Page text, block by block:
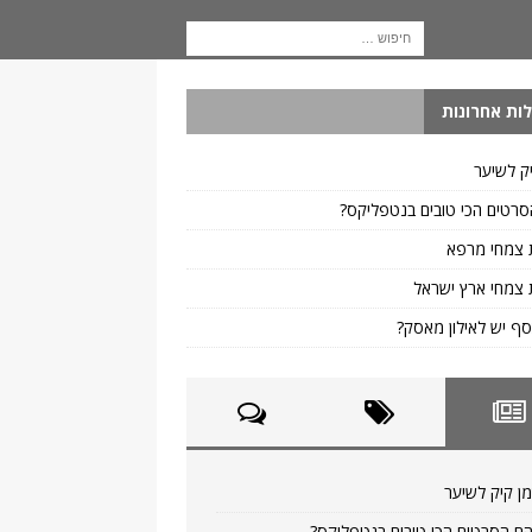
אחרונות
לשיער
הכי טובים בנטפליקס?
צמחי מרפא
צמחי ארץ ישראל
יש לאילון מאסק?
קיק לשיער